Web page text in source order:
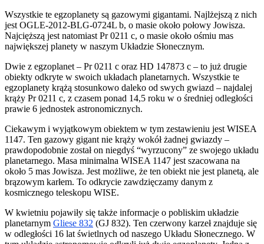
Wszystkie te egzoplanety są gazowymi gigantami. Najlżejszą z nich
jest OGLE-2012-BLG-0724L b, o masie około połowy Jowisza.
Najcięższą jest natomiast Pr 0211 c, o masie około ośmiu mas
największej planety w naszym Układzie Słonecznym.
Dwie z egzoplanet – Pr 0211 c oraz HD 147873 c – to już drugie
obiekty odkryte w swoich układach planetarnych. Wszystkie te
egzoplanety krążą stosunkowo daleko od swych gwiazd – najdalej
krąży Pr 0211 c, z czasem ponad 14,5 roku w o średniej odległości
prawie 6 jednostek astronomicznych.
Ciekawym i wyjątkowym obiektem w tym zestawieniu jest WISEA
1147. Ten gazowy gigant nie krąży wokół żadnej gwiazdy –
prawdopodobnie został on niegdyś “wyrzucony” ze swojego układu
planetarnego. Masa minimalna WISEA 1147 jest szacowana na
około 5 mas Jowisza. Jest możliwe, że ten obiekt nie jest planetą, ale
brązowym karłem. To odkrycie zawdzięczamy danym z
kosmicznego teleskopu WISE.
W kwietniu pojawiły się także informacje o pobliskim układzie
planetarnym Gliese 832 (GJ 832). Ten czerwony karzeł znajduje się
w odległości 16 lat świetlnych od naszego Układu Słonecznego. W